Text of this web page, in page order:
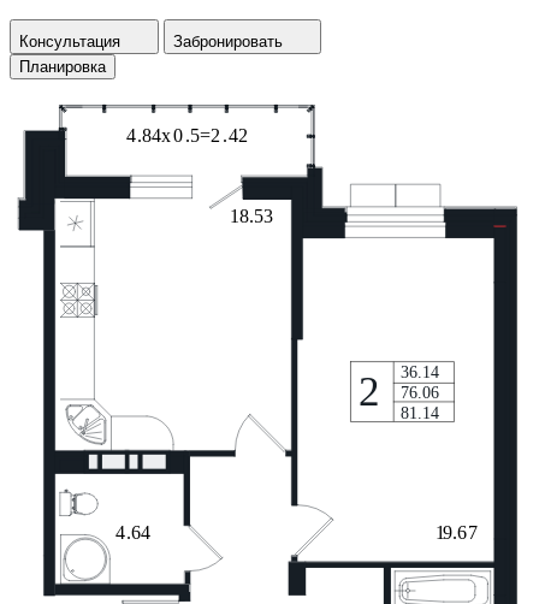
Консультация
Забронировать
Планировка